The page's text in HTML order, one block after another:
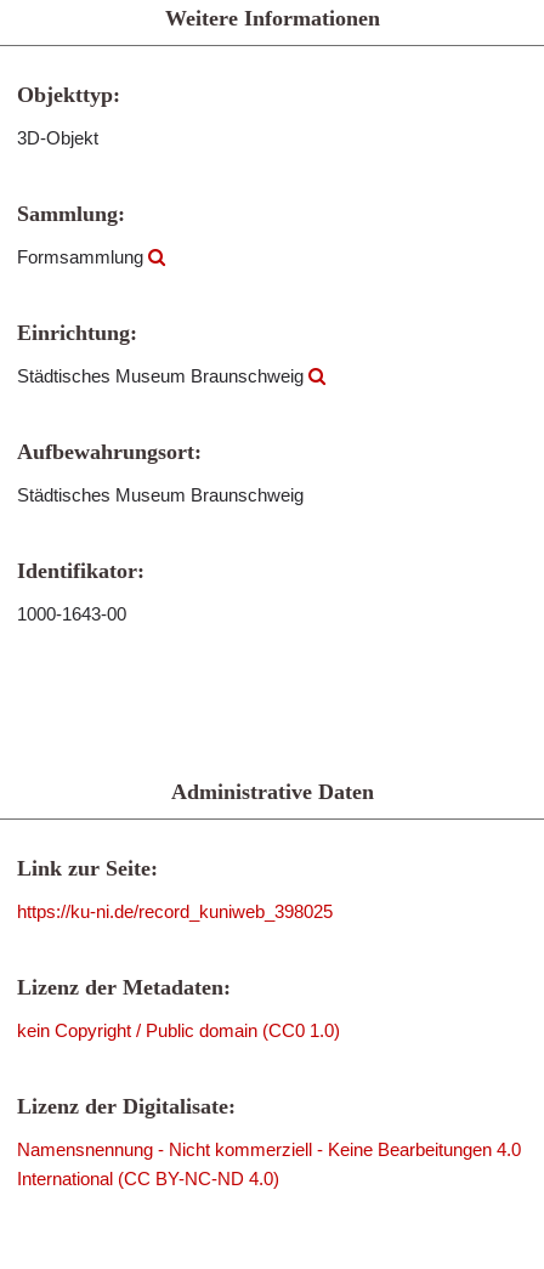
Weitere Informationen
Objekttyp:
3D-Objekt
Sammlung:
Formsammlung
Einrichtung:
Städtisches Museum Braunschweig
Aufbewahrungsort:
Städtisches Museum Braunschweig
Identifikator:
1000-1643-00
Administrative Daten
Link zur Seite:
https://ku-ni.de/record_kuniweb_398025
Lizenz der Metadaten:
kein Copyright / Public domain (CC0 1.0)
Lizenz der Digitalisate:
Namensnennung - Nicht kommerziell - Keine Bearbeitungen 4.0
International (CC BY-NC-ND 4.0)